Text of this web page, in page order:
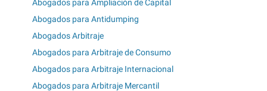
Abogados para Ampliación de Capital
Abogados para Antidumping
Abogados Arbitraje
Abogados para Arbitraje de Consumo
Abogados para Arbitraje Internacional
Abogados para Arbitraje Mercantil